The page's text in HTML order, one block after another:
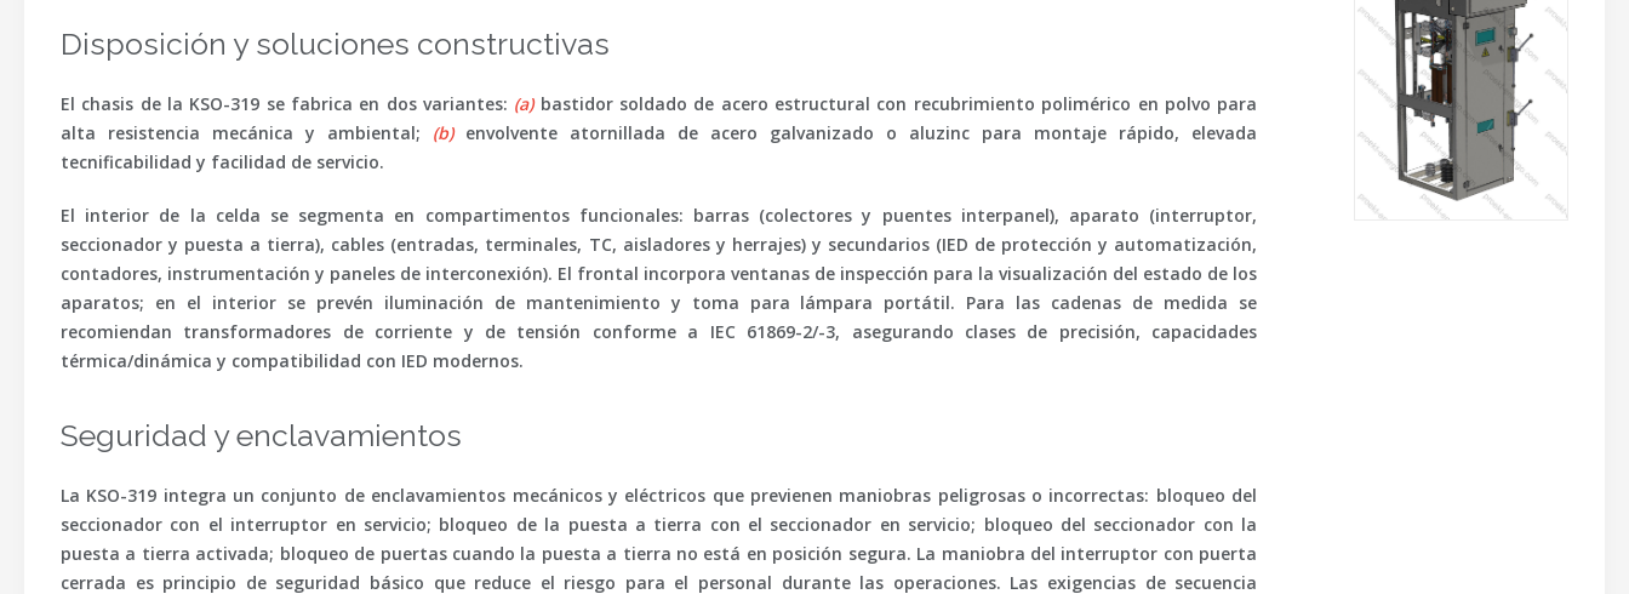
Disposición y soluciones constructivas
El chasis de la KSO-319 se fabrica en dos variantes: (a)bastidor soldado de acero estructural con recubrimiento polimérico en polvo para
alta resistencia mecánica y ambiental; (b)envolvente atornillada de acero galvanizado o aluzinc para montaje rápido, elevada
tecnificabilidad y facilidad de servicio.
El interior de la celda se segmenta en compartimentos funcionales: barras (colectores y puentes interpanel), aparato (interruptor,
seccionador y puesta a tierra), cables (entradas, terminales, TC, aisladores y herrajes) y secundarios(IED de protección y automatización,
contadores, instrumentación y paneles de interconexión). El frontal incorporaventanas de inspección para la visualización del estado de los
aparatos; en el interior se prevén iluminación de mantenimiento y toma para lámpara portátil. Para las cadenas de medida se
recomiendan transformadores de corriente y de tensión conforme a IEC 61869-2/-3, asegurando clases de precisión, capacidades
térmica/dinámica y compatibilidad con IED modernos.
Seguridad y enclavamientos
La KSO-319 integra un conjunto de enclavamientos mecánicos y eléctricos que previenen maniobras peligrosas o incorrectas: bloqueo del
seccionador con el interruptor en servicio; bloqueo de la puesta a tierra con el seccionador en servicio; bloqueo del seccionador con la
puesta a tierra activada; bloqueo de puertas cuando la puesta a tierra no está en posición segura. La maniobra del interruptor con puerta
cerrada es principio de seguridad básico que reduce el riesgo para el personal durante las operaciones. Las exigencias de secuencia